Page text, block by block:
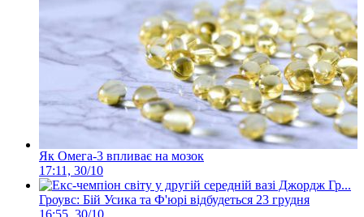
Як Омега-3 впливає на мозок
17:11, 30/10
Гроувс: Бій Усика та Ф'юрі відбудеться 23 грудня
16:55, 30/10